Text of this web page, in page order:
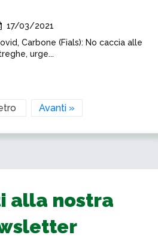
17/03/2021
Carbone (Fials): No caccia alle
urge...
Avanti »
alla nostra